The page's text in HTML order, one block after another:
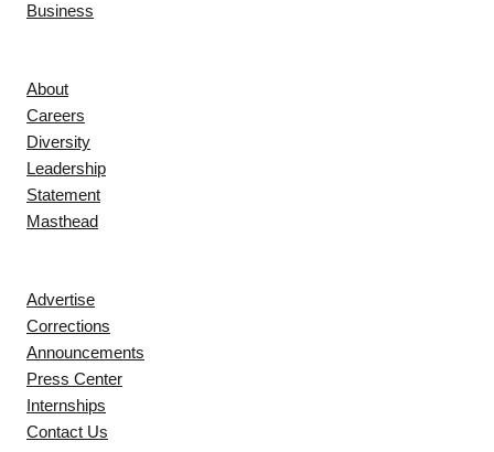
Business
About
Careers
Diversity
Leadership
Statement
Masthead
Advertise
Corrections
Announcements
Press Center
Internships
Contact Us